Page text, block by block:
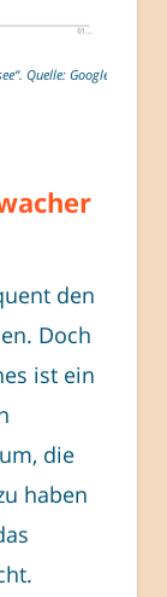
Quelle: Google
den
Doch
ist ein
die
haben